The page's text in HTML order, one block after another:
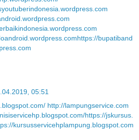
https://bupatiband
05:51
http://lampungservice.com
https://jskursus.
kursusservicehplampung.blogspot.com